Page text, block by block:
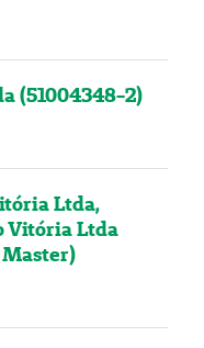
(51004348-2)
Ltda,
Vitória Ltda